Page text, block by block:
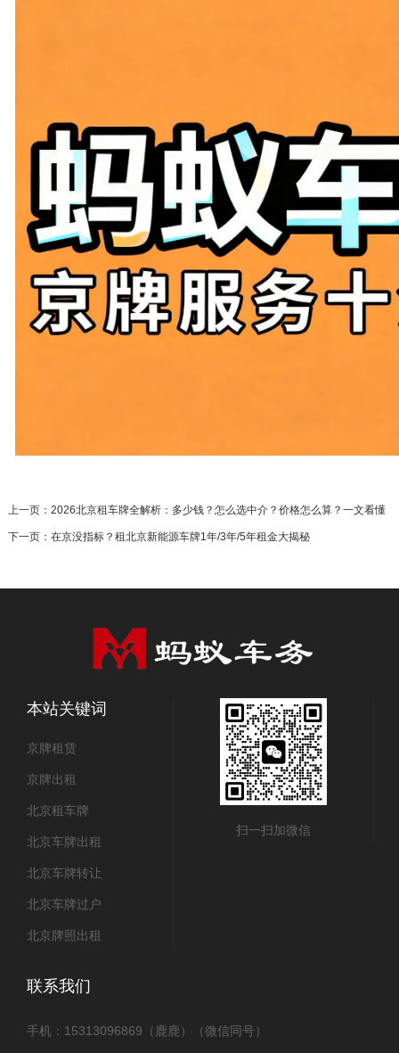
上一页： 2026北京租车牌全解析：多少钱？怎么选中介？价格怎么算？一文看懂
下一页： 在京没指标？租北京新能源车牌1年/3年/5年租金大揭秘
本站关键词
京牌租赁
京牌出租
北京租车牌
北京车牌出租
北京车牌转让
北京车牌过户
北京牌照出租
扫一扫加微信
联系我们
手机：15313096869（鹿鹿）（微信同号）